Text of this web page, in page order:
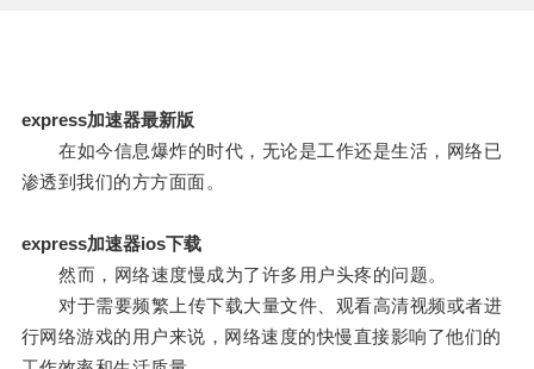
express加速器最新版
在如今信息爆炸的时代，无论是工作还是生活，网络已
渗透到我们的方方面面。
express加速器ios下载
然而，网络速度慢成为了许多用户头疼的问题。
对于需要频繁上传下载大量文件、观看高清视频或者进
行网络游戏的用户来说，网络速度的快慢直接影响了他们的